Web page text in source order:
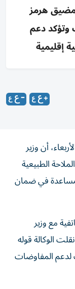
هرمز
وتؤكد دعم
إقليمية
أن وزير
⁠الطبيعية
في ضمان
مع وزير
الوكالة قوله
​المفاوضات